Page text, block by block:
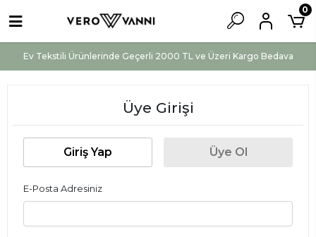
Ev Tekstili Ürünlerinde Geçerli 2000 TL ve Üzeri Kargo Bedava
0
Üye Girişi
Giriş Yap Üye Ol
E-Posta Adresiniz